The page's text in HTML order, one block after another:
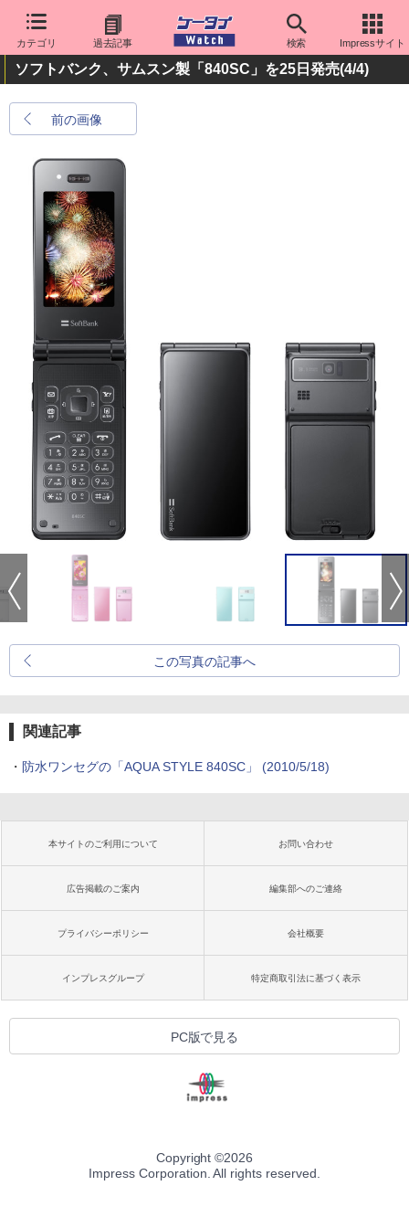
カテゴリ 過去記事 検索 Impressサイト
ソフトバンク、サムスン製「840SC」を25日発売(4/4)
前の画像
この写真の記事へ
関連記事
・ 防水ワンセグの「AQUA STYLE 840SC」 (2010/5/18)
本サイトのご利用について お問い合わせ
広告掲載のご案内 編集部へのご連絡
プライバシーポリシー 会社概要
インプレスグループ 特定商取引法に基づく表示
PC版で見る
Copyright ©2026
Impress Corporation. All rights reserved.